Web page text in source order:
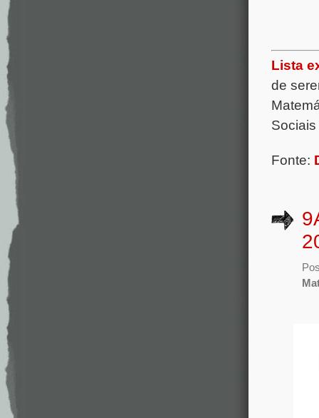
Lista
de
Fonte: